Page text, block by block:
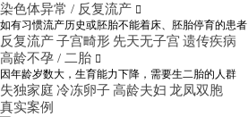
染色体异常 / 反复流产 
如有习惯流产历史或胚胎不能着床、胚胎停育的患者
反复流产子宫畸形 先天无子宫 遗传疾病
高龄不孕 / 二胎 
因年龄岁数大，生育能力下降，需要生二胎的人群
失独家庭 冷冻卵子高龄夫妇 龙凤双胞
真实案例